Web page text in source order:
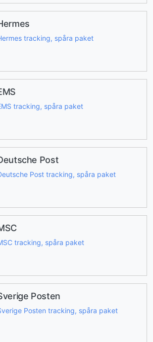
tracking, spåra paket
tracking, spåra paket
Post
Post tracking, spåra paket
tracking, spåra paket
Posten
Posten tracking, spåra paket